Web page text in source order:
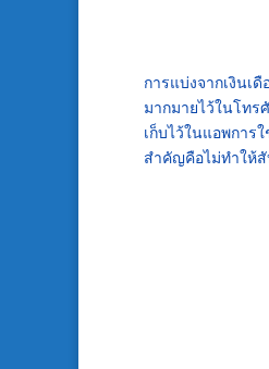
การแบ่งจากเงินเ
มากมายไว้ในโทร
เก็บไว้ในแอพการใ
สำคัญคือไม่ทำให้